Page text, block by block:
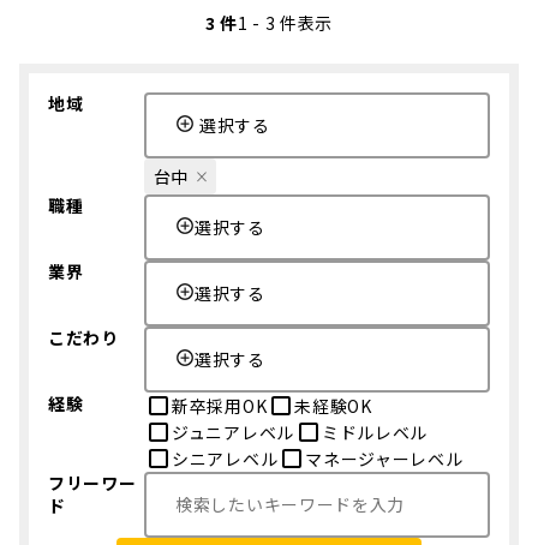
3 件1 - 3 件表示
地域
選択する
台中
職種
選択する
業界
選択する
こだわり
選択する
経験
新卒採用OK
未経験OK
ジュニアレベル
ミドルレベル
シニアレベル
マネージャーレベル
フリーワー
ド